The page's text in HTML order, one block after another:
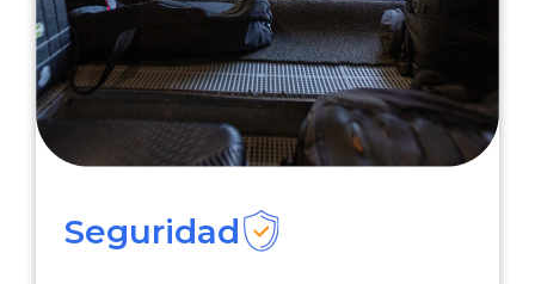
Seguridad